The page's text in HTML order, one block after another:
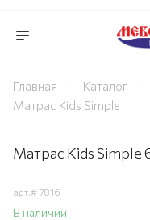
Главная — Каталог —
Матрас Kids Simple
Матрас Kids Simple
арт.# 7816
В наличии